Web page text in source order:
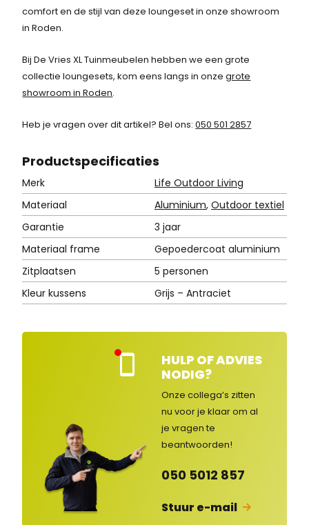
s
1
6
,
7
6
comfort en de stijl van deze loungeset in onze showroom
in Roden.
Bij De Vries XL Tuinmeubelen hebben we een grote
collectie loungesets, kom eens langs in onzegrote
showroom in Roden.
Heb je vragen over dit artikel? Bel ons:050 501 2857
Productspecificaties
Merk
Life Outdoor Living
Materiaal
Aluminium, Outdoor textiel
Garantie
3 jaar
Materiaal frame
Gepoedercoat aluminium
Zitplaatsen
5 personen
Kleur kussens
Grijs – Antraciet
nte
en
HULP OF ADVIES
NODIG?
Onze collega’s zitten
nu voor je klaar om al
je vragen te
beantwoorden!
050 5012 857
Stuur e-mail